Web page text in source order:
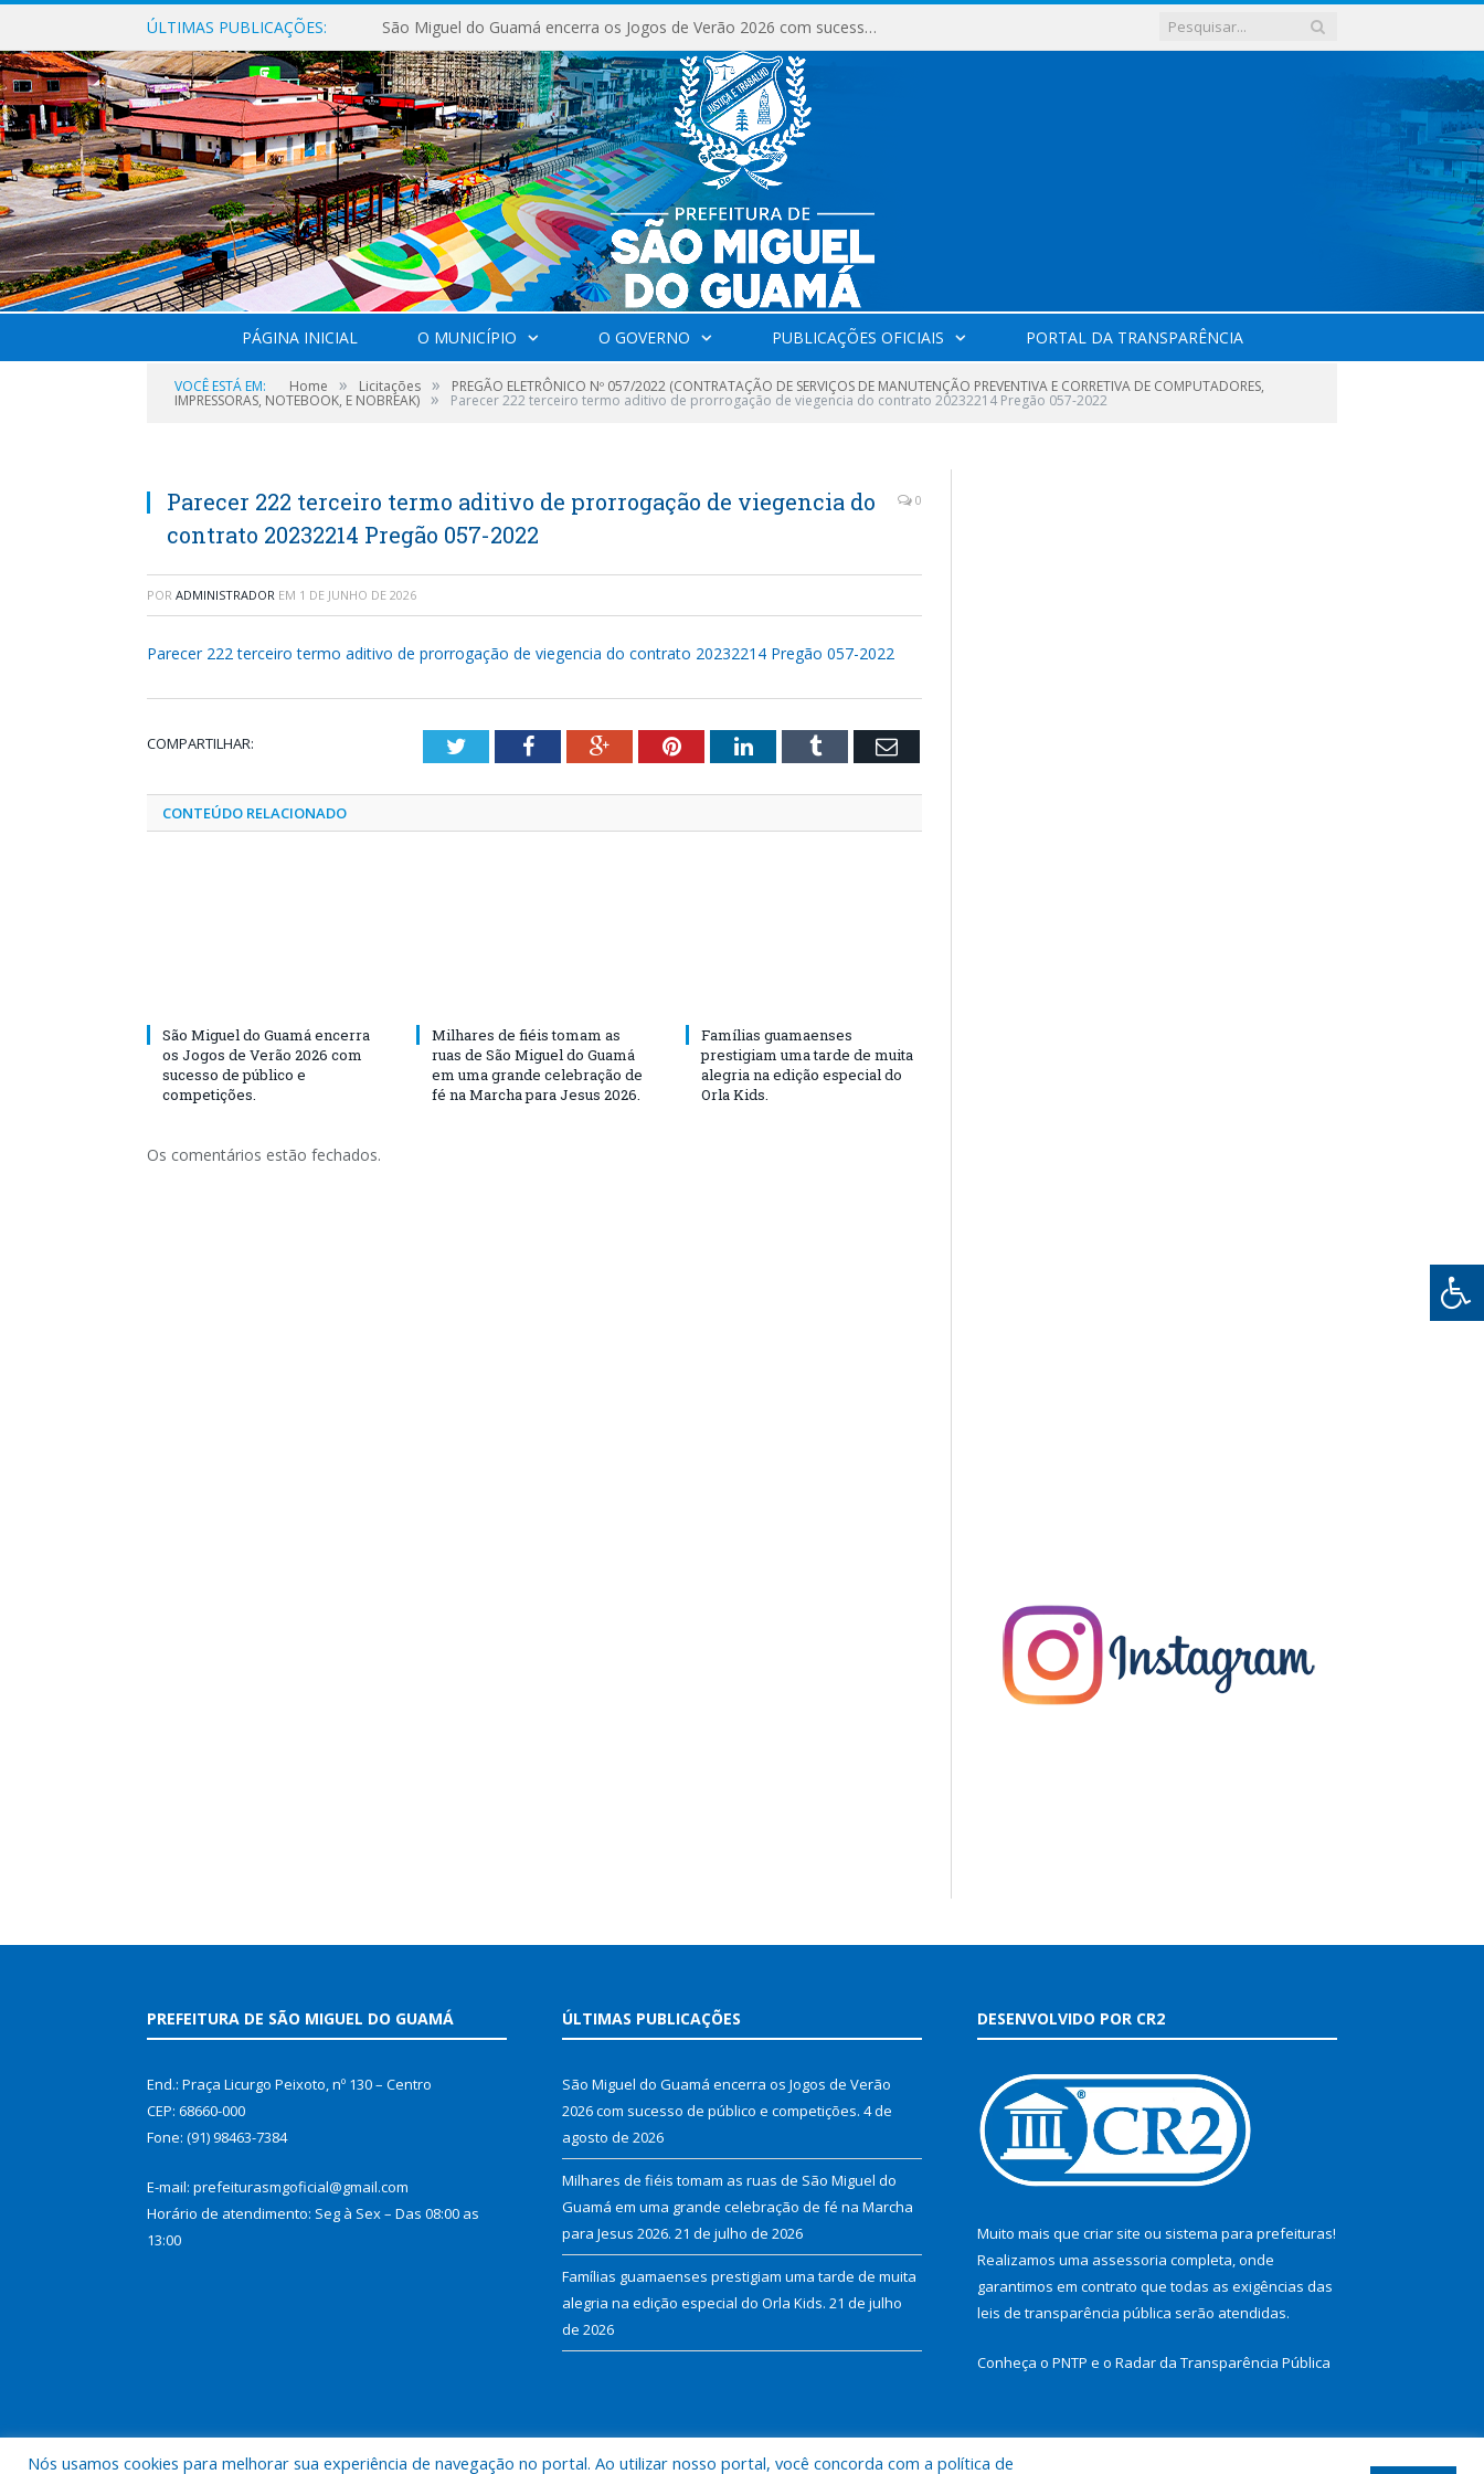
ÚLTIMAS PUBLICAÇÕES: São Miguel do Guamá encerra os Jogos de Verão 2026 com sucesso de público e competições.
PÁGINA INICIAL O MUNICÍPIO O GOVERNO PUBLICAÇÕES OFICIAIS PORTAL DA TRANSPARÊNCIA
VOCÊ ESTÁ EM: Home » Licitações » PREGÃO ELETRÔNICO Nº 057/2022 (CONTRATAÇÃO DE SERVIÇOS DE MANUTENÇÃO PREVENTIVA E CORRETIVA DE COMPUTADORES,
IMPRESSORAS, NOTEBOOK, E NOBREAK) » Parecer 222 terceiro termo aditivo de prorrogação de viegencia do contrato 20232214 Pregão 057-2022
Parecer 222 terceiro termo aditivo de prorrogação de viegencia do
contrato 20232214 Pregão 057-2022
0
POR ADMINISTRADOR EM 1 DE JUNHO DE 2026
Parecer 222 terceiro termo aditivo de prorrogação de viegencia do contrato 20232214 Pregão 057-2022
COMPARTILHAR: TwitterFacebookGoogle+PinterestLinkedInTumblr Email
CONTEÚDO RELACIONADO
São Miguel do Guamá encerra
os Jogos de Verão 2026 com
sucesso de público e
competições.
Milhares de fiéis tomam as
ruas de São Miguel do Guamá
em uma grande celebração de
fé na Marcha para Jesus 2026.
Famílias guamaenses
prestigiam uma tarde de muita
alegria na edição especial do
Orla Kids.
Os comentários estão fechados.
PREFEITURA DE SÃO MIGUEL DO GUAMÁ
End.: Praça Licurgo Peixoto, nº 130 – Centro
CEP: 68660-000
Fone: (91) 98463-7384
E-mail: prefeiturasmgoficial@gmail.com
Horário de atendimento: Seg à Sex – Das 08:00 as
13:00
ÚLTIMAS PUBLICAÇÕES
São Miguel do Guamá encerra os Jogos de Verão
2026 com sucesso de público e competições. 4 de
agosto de 2026
Milhares de fiéis tomam as ruas de São Miguel do
Guamá em uma grande celebração de fé na Marcha
para Jesus 2026. 21 de julho de 2026
Famílias guamaenses prestigiam uma tarde de muita
alegria na edição especial do Orla Kids. 21 de julho
de 2026
DESENVOLVIDO POR CR2
Muito mais que criar site ou sistema para prefeituras!
Realizamos uma assessoria completa, onde
garantimos em contrato que todas as exigências das
leis de transparência pública serão atendidas.
Conheça o PNTP e o Radar da Transparência Pública
Nós usamos cookies para melhorar sua experiência de navegação no portal. Ao utilizar nosso portal, você concorda com a política de